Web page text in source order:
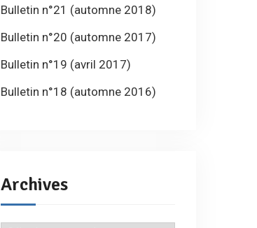
Bulletin n°21 (automne 2018)
Bulletin n°20 (automne 2017)
Bulletin n°19 (avril 2017)
Bulletin n°18 (automne 2016)
Archives